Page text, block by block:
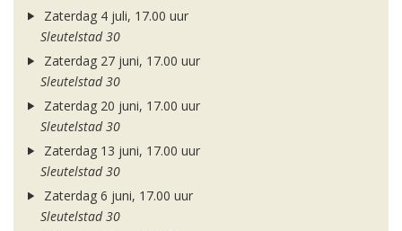
Zaterdag 4 juli, 17.00 uur
Sleutelstad 30
Zaterdag 27 juni, 17.00 uur
Sleutelstad 30
Zaterdag 20 juni, 17.00 uur
Sleutelstad 30
Zaterdag 13 juni, 17.00 uur
Sleutelstad 30
Zaterdag 6 juni, 17.00 uur
Sleutelstad 30